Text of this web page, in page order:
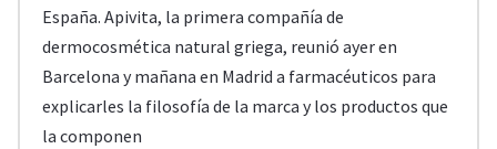
España. Apivita, la primera compañía de
dermocosmética natural griega, reunió ayer en
Barcelona y mañana en Madrid a farmacéuticos para
explicarles la filosofía de la marca y los productos que
la componen